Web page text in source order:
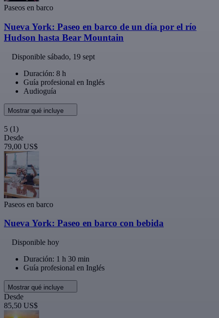
Paseos en barco
Nueva York: Paseo en barco de un día por el río
Hudson hasta Bear Mountain
Disponible sábado, 19 sept
Duración: 8 h
Guía profesional en Inglés
Audioguía
Mostrar qué incluye
5 (1)
Desde
79,00 US$
Paseos en barco
Nueva York: Paseo en barco con bebida
Disponible hoy
Duración: 1 h 30 min
Guía profesional en Inglés
Mostrar qué incluye
Desde
85,50 US$